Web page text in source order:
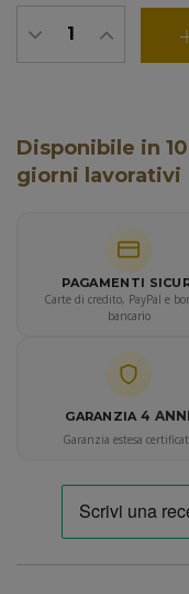
Disponibile in
giorni lavorativi
PAGAMENTI
Carte di credito, PayPal e
bancario
GARANZIA 4 ANNI
Garanzia estesa